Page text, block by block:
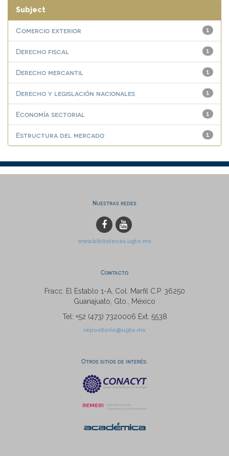
Subject
1
Comercio exterior
1
Derecho fiscal
1
Derecho mercantil
1
Derecho y legislación nacionales
1
Economía sectorial
1
Estructura del mercado
Nuestras redes
www.bibliotecas.ugto.mx
Contacto
Fracc. El Establo 1-A, Col. Marfil C.P. 36250
Guanajuato, Gto., México
Tel: +52 (473) 7320006 Ext. 5538
repositorio@ugto.mx
Otros sitios de interés: